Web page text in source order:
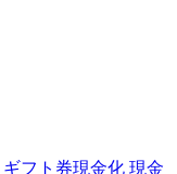
ギフト券現金化 現金